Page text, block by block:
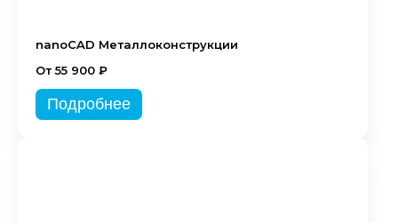
nanoCAD Металлоконструкции
От 55 900 ₽
Подробнее